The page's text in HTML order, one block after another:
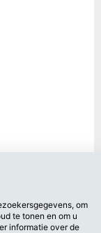
om
te tonen en om u
informatie over de